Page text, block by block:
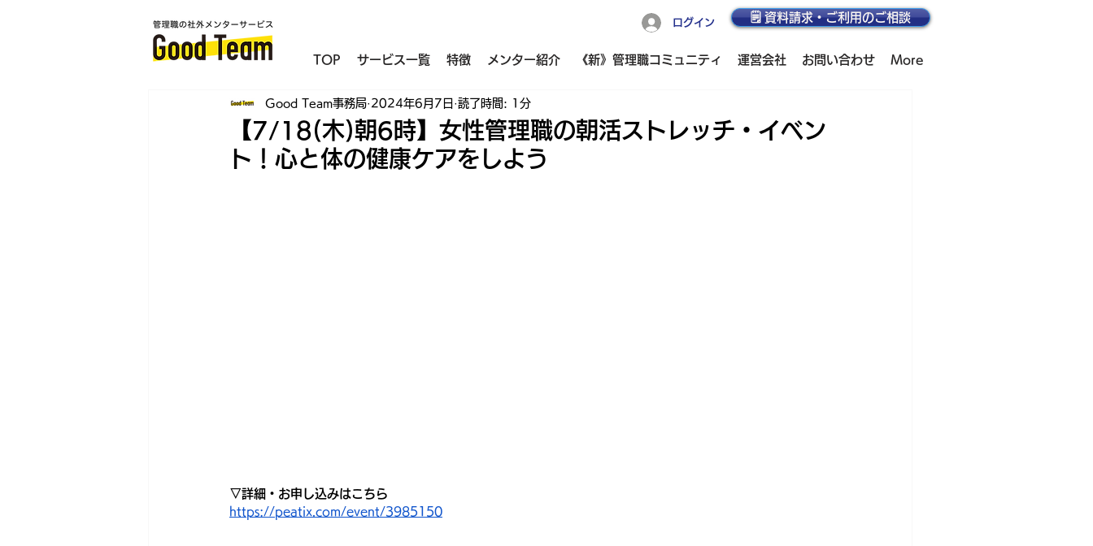
ログイン 🗒️ 資料請求・ご利用のご相談
TOP サービス一覧 特徴 メンター紹介 《新》管理職コミュニティ 運営会社 お問い合わせ More
【7/18(木)朝6時】女性管理職の朝活ストレッチ・イベン
ト！心と体の健康ケアをしよう
Good Team事務局 2024年6月7日 読了時間: 1分
▽詳細・お申し込みはこちら
https://peatix.com/event/3985150